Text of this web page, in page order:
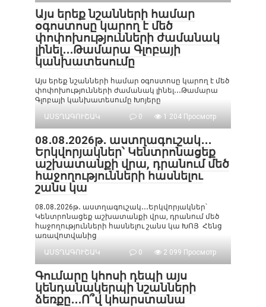
Այս երեք նշանների համար
օգոստոսը կարող է մեծ
փոփոխությունների ժամանակ
լինել․․․Թամարա Գլոբայի
կանխատեսումը
Այս երեք նշանների համար օգոստոսը կարող է մեծ
փոփոխությունների ժամանակ լինել․․․Թամարա
Գլոբայի կանխատեսումը Խոյերը
ԱՍՏՂԱԳՈՒՇԱԿ
0 1 204 Просмотр
08․08․2026թ․ աստղագուշակ․․․
Երկվորյակներ՝ Կենտրոնացեք
աշխատանքի վրա, դրանում մեծ
հաջողությունների հասնելու
շանս կա
08․08․2026թ․ աստղագուշակ․․․Երկվորյակներ՝
Կենտրոնացեք աշխատանքի վրա, դրանում մեծ
հաջողությունների հասնելու շանս կա ԽՈՅ Հենց
առավոտվանից
ԱՍՏՂԱԳՈՒՇԱԿ
0 2 099 Просмотр
Գումարը կհոսի դեպի այս
կենդանակերպի նշանների
ձեռքը․․․Ո՞վ կհարստանա